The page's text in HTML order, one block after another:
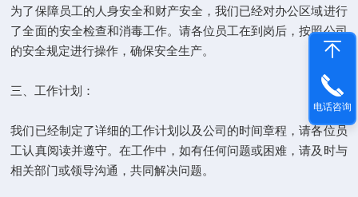
为了保障员工的人身安全和财产安全，我们已经对办公区域进行
了全面的安全检查和消毒工作。请各位员工在到岗后，按照公司
的安全规定进行操作，确保安全生产。
三、工作计划：
我们已经制定了详细的工作计划以及公司的时间章程，请各位员
工认真阅读并遵守。在工作中，如有任何问题或困难，请及时与
相关部门或领导沟通，共同解决问题。
电话咨询